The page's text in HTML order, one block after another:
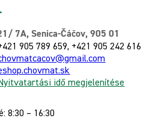
7A, Senica-Čáčov, 905 01
905 789 659, +421 905 242 616
idő megjelenítése
8:30 – 16:30